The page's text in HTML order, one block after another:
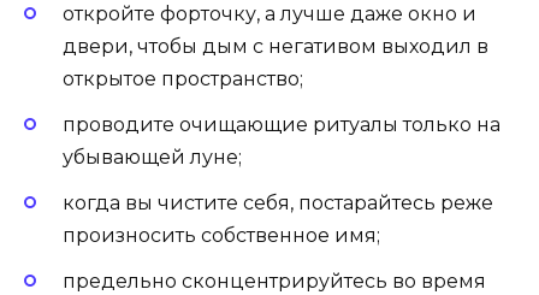
откройте форточку, а лучше даже окно и
двери, чтобы дым с негативом выходил в
открытое пространство;
проводите очищающие ритуалы только на
убывающей луне;
когда вы чистите себя, постарайтесь реже
произносить собственное имя;
предельно сконцентрируйтесь во время